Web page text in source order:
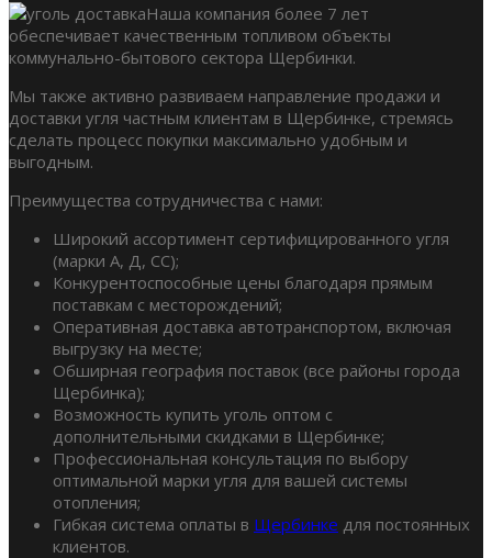
Наша компания более 7 лет
обеспечивает качественным топливом объекты
коммунально-бытового сектора Щербинки.
Мы также активно развиваем направление продажи и
доставки угля частным клиентам в Щербинке, стремясь
сделать процесс покупки максимально удобным и
выгодным.
Преимущества сотрудничества с нами:
Широкий ассортимент сертифицированного угля
(марки А, Д, СС);
Конкурентоспособные цены благодаря прямым
поставкам с месторождений;
Оперативная доставка автотранспортом, включая
выгрузку на месте;
Обширная география поставок (все районы города
Щербинка);
Возможность купить уголь оптом с
дополнительными скидками в Щербинке;
Профессиональная консультация по выбору
оптимальной марки угля для вашей системы
отопления;
Гибкая система оплаты в Щербинке для постоянных
клиентов.